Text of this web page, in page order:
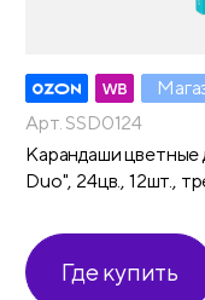
Арт. SSD0124
Карандаши цветные
Duo", 24цв., 12шт.,
Где купить